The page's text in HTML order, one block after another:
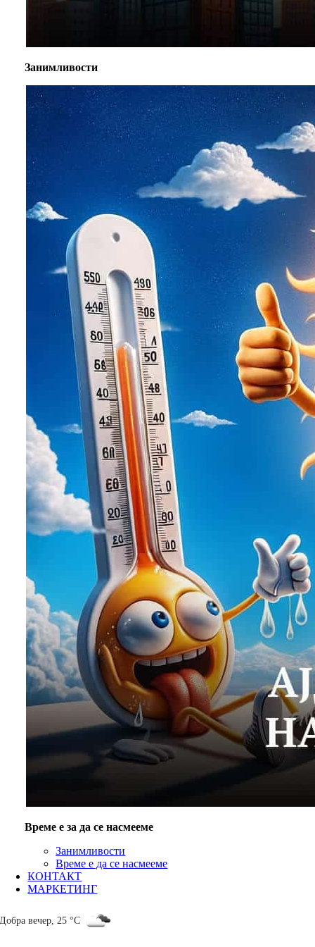
Занимливости
Време е за да се насмееме
Занимливости
Време е да се насмееме
КОНТАКТ
МАРКЕТИНГ
Добра вечер,25 °C